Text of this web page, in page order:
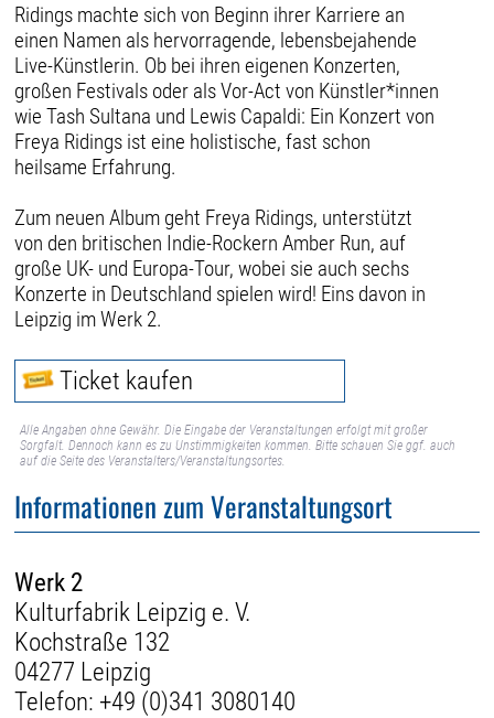
Ridings machte sich von Beginn ihrer Karriere an
einen Namen als hervorragende, lebensbejahende
Live-Künstlerin. Ob bei ihren eigenen Konzerten,
großen Festivals oder als Vor-Act von Künstler*innen
wie Tash Sultana und Lewis Capaldi: Ein Konzert von
Freya Ridings ist eine holistische, fast schon
heilsame Erfahrung.
Zum neuen Album geht Freya Ridings, unterstützt
von den britischen Indie-Rockern Amber Run, auf
große UK- und Europa-Tour, wobei sie auch sechs
Konzerte in Deutschland spielen wird! Eins davon in
Leipzig im Werk 2.
Ticket kaufen
Alle Angaben ohne Gewähr. Die Eingabe der Veranstaltungen erfolgt mit großer
Sorgfalt. Dennoch kann es zu Unstimmigkeiten kommen. Bitte schauen Sie ggf. auch
auf die Seite des Veranstalters/Veranstaltungsortes.
Informationen zum Veranstaltungsort
Werk 2
Kulturfabrik Leipzig e. V.
Kochstraße 132
04277 Leipzig
Telefon: +49 (0)341 3080140